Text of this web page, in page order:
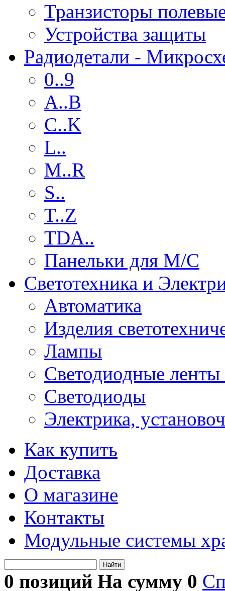
Транзисторы
Устройства защиты
Радиодетали -
0..9
A..B
C..K
L..
M..R
S..
T..Z
TDA..
Панельки для М/С
Светотехника и
Автоматика
Изделия
Лампы
Светодиодные
Светодиоды
Электрика,
Как купить
Доставка
О магазине
Контакты
Модульные системы
Найти
0 позиций На сумму 0